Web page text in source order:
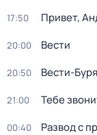
17:50 Привет,
20:00 Вести
20:50 Вести-
21:00 Тебе
00:40 Развод с